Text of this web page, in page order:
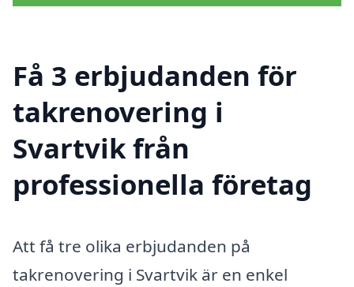
Få 3 erbjudanden för
takrenovering i
Svartvik från
professionella företag
Att få tre olika erbjudanden på
takrenovering i Svartvik är en enkel